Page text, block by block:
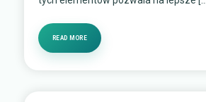
READ MORE